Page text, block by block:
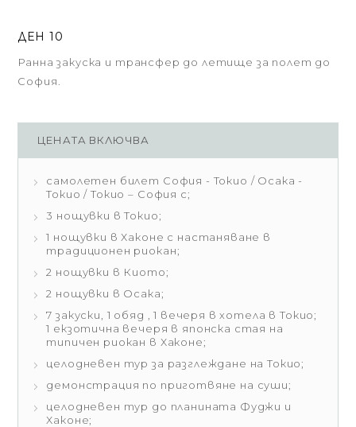
ДЕН 10
Ранна закуска и трансфер до летище за полет до
София.
ЦЕНАТА ВКЛЮЧВА
самолетен билет София - Токио / Осака -
Токио / Токио – София с;
3 нощувки в Токио;
1 нощувки в Хаконе с настаняване в
традиционен риокан;
2 нощувки в Киото;
2 нощувки в Осака;
7 закуски, 1 обяд , 1 вечеря в хотела в Токио;
1 екзотична вечеря в японска стая на
типичен риокан в Хаконе;
целодневен тур за разглеждане на Токио;
демонстрация по приготвяне на суши;
целодневен тур до планината Фуджи и
Хаконе;